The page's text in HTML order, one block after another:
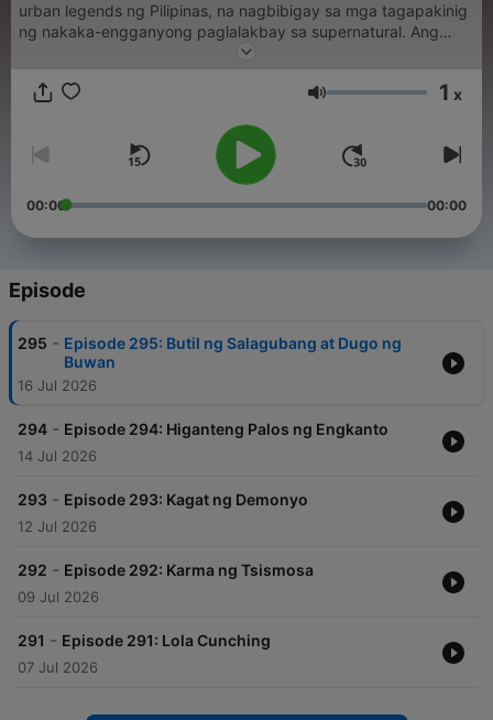
urban legends ng Pilipinas, na nagbibigay sa mga tagapakinig
ng nakaka-engganyong paglalakbay sa supernatural. Ang
seryeng ito ay maingat na binuo upang itampok ang mga
kanilang pagyaman sa kulturang Pilipino. For brand
opportunities with our podcast, please contact our
management team at info@tagm.com.
Volume 1 x
00:00 00:00
Episode
295 - Episode 295: Butil ng Salagubang at Dugo ng
Buwan
16 Jul 2026
294 - Episode 294: Higanteng Palos ng Engkanto
14 Jul 2026
293 - Episode 293: Kagat ng Demonyo
12 Jul 2026
292 - Episode 292: Karma ng Tsismosa
09 Jul 2026
291 - Episode 291: Lola Cunching
07 Jul 2026